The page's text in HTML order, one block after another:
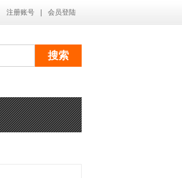
注册账号 会员登陆